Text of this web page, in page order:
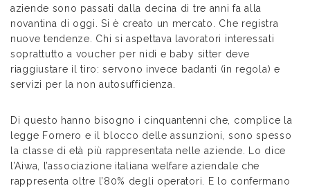
aziende sono passati dalla decina di tre anni fa alla
novantina di oggi. Si è creato un mercato. Che registra
nuove tendenze. Chi si aspettava lavoratori interessati
soprattutto a voucher per nidi e baby sitter deve
riaggiustare il tiro: servono invece badanti (in regola) e
servizi per la non autosufficienza.
Di questo hanno bisogno i cinquantenni che, complice la
legge Fornero e il blocco delle assunzioni, sono spesso
la classe di età più rappresentata nelle aziende. Lo dice
l’Aiwa, l’associazione italiana welfare aziendale che
rappresenta oltre l’80% degli operatori. E lo confermano